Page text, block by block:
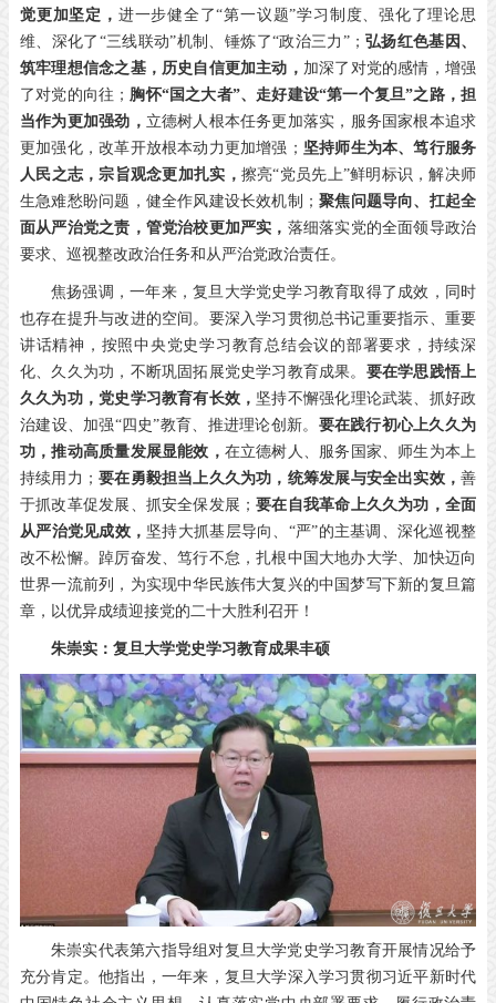
觉更加坚定， 进一步健全了“第一议题”学习制度、强化了理论思
维、深化了“三线联动”机制、锤炼了“政治三力”； 弘扬红色基因、
筑牢理想信念之基，历史自信更加主动， 加深了对党的感情，增强
了对党的向往； 胸怀“国之大者”、走好建设“第一个复旦”之路，担
当作为更加强劲， 立德树人根本任务更加落实，服务国家根本追求
更加强化，改革开放根本动力更加增强； 坚持师生为本、笃行服务
人民之志，宗旨观念更加扎实， 擦亮“党员先上”鲜明标识，解决师
生急难愁盼问题，健全作风建设长效机制； 聚焦问题导向、扛起全
面从严治党之责，管党治校更加严实， 落细落实党的全面领导政治
要求、巡视整改政治任务和从严治党政治责任。
焦扬强调，一年来，复旦大学党史学习教育取得了成效，同时
也存在提升与改进的空间。要深入学习贯彻总书记重要指示、重要
讲话精神，按照中央党史学习教育总结会议的部署要求，持续深
化、久久为功，不断巩固拓展党史学习教育成果。 要在学思践悟上
久久为功，党史学习教育有长效， 坚持不懈强化理论武装、抓好政
治建设、加强“四史”教育、推进理论创新。 要在践行初心上久久为
功，推动高质量发展显能效， 在立德树人、服务国家、师生为本上
持续用力； 要在勇毅担当上久久为功，统筹发展与安全出实效，善
于抓改革促发展、抓安全保发展； 要在自我革命上久久为功，全面
从严治党见成效， 坚持大抓基层导向、“严”的主基调、深化巡视整
改不松懈。踔厉奋发、笃行不怠，扎根中国大地办大学、加快迈向
世界一流前列，为实现中华民族伟大复兴的中国梦写下新的复旦篇
章，以优异成绩迎接党的二十大胜利召开！
朱崇实：复旦大学党史学习教育成果丰硕
朱崇实代表第六指导组对复旦大学党史学习教育开展情况给予
充分肯定。他指出，一年来，复旦大学深入学习贯彻习近平新时代